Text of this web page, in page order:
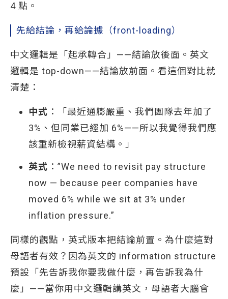
4 點。
先給結論，再給論據（front-loading）
中文邏輯是「起承轉合」——結論放後面。英文
邏輯是 top-down——結論放前面。看這個對比就
清楚：
中式 ：「最近通膨嚴重、我們團隊去年加了
3%、但同業已經加 6%——所以我覺得我們應
該重新檢視薪資結構。」
英式 ：”We need to revisit pay structure
now — because peer companies have
moved 6% while we sit at 3% under
inflation pressure.”
同樣的觀點，英式版本把結論前置。為什麼這對
母語者有效？因為英文的 information structure
預設「先告訴我你要我做什麼，再告訴我為什
麼」——當你用中文邏輯講英文，母語者大腦會